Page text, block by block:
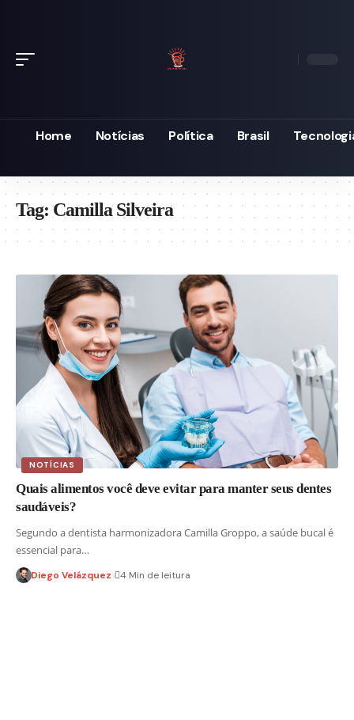
Home Notícias Política Brasil
Tag:Camilla Silveira
NOTÍCIAS
Quais alimentos você deve evitar para manter seus dentes
saudáveis?
Segundo a dentista harmonizadora Camilla Groppo, a saúde bucal é
essencial para…
Diego Velázquez 4 Min de leitura